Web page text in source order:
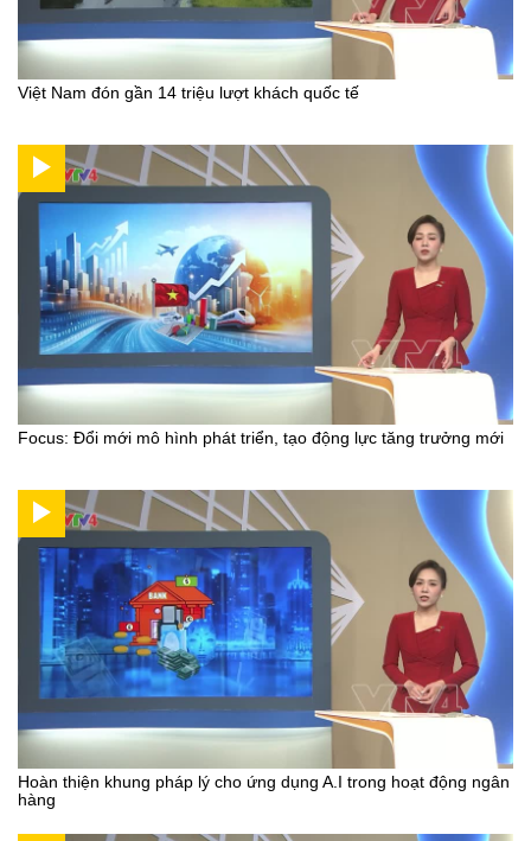
Việt Nam đón gần 14 triệu lượt khách quốc tế
Focus: Đổi mới mô hình phát triển, tạo động lực tăng trưởng mới
Hoàn thiện khung pháp lý cho ứng dụng A.I trong hoạt động ngân
hàng